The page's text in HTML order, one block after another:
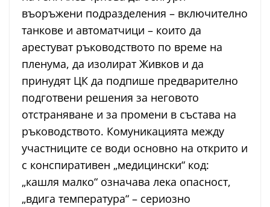
въоръжени подразделения – включително
танкове и автоматчици – които да
арестуват ръководството по време на
пленума, да изолират Живков и да
принудят ЦК да подпише предварително
подготвени решения за неговото
отстраняване и за промени в състава на
ръководството. Комуникацията между
участниците се води основно на открито и
с конспиративен „медицински“ код:
„кашля малко“ означава лека опасност,
„вдига температура“ – сериозно